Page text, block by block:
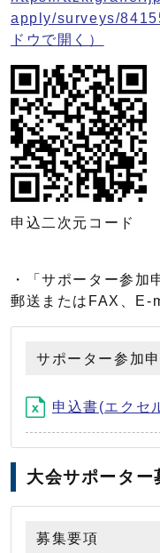
apply/surveys/
ドウで開く）
申込二次元コード
・「サポーター参加
郵送またはFAX、E-
サポーター参加
申込書(エクセ
大会サポーター
募集要項